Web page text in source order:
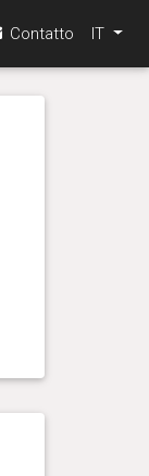
Contatto IT